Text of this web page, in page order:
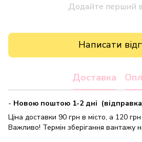
Додайте перший
Написати
Доставка
- Новою поштою 1-2 дні
Ціна доставки 90 грн в місто, а 120
Важливо! Термін зберігання вантажу